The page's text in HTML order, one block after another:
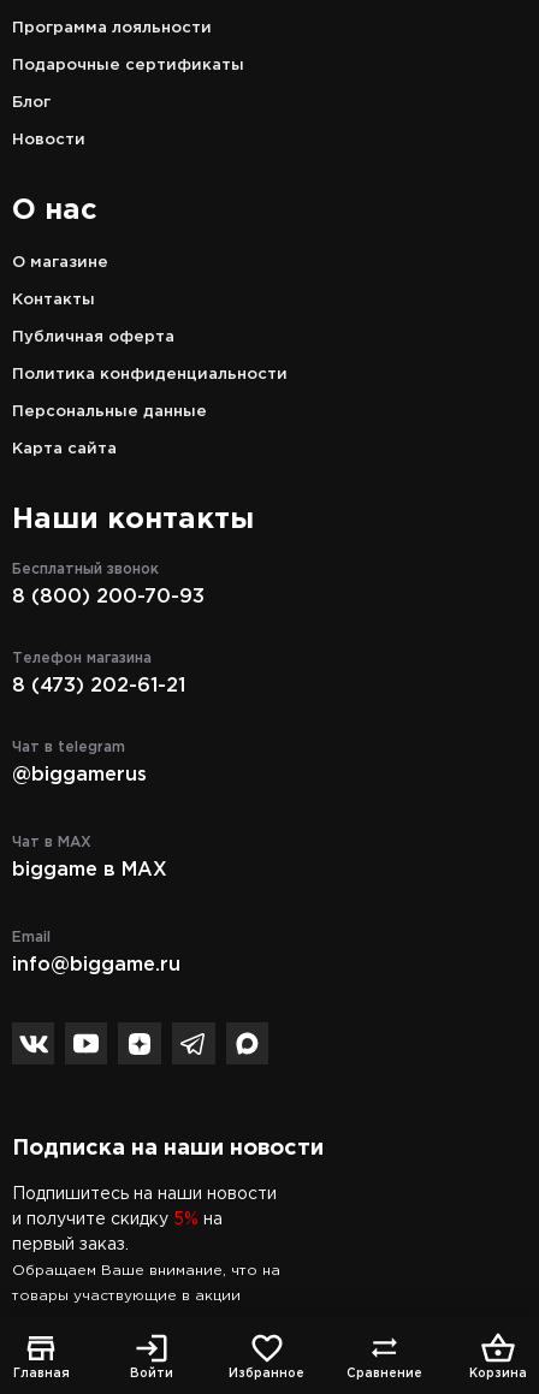
Главная Войти Избранное Сравнение Корзина
Программа лояльности
Подарочные сертификаты
Блог
Новости
О нас
О магазине
Контакты
Публичная оферта
Политика конфиденциальности
Персональные данные
Карта сайта
Наши контакты
Бесплатный звонок
8 (800) 200-70-93
Телефон магазина
8 (473) 202-61-21
Чат в telegram
@biggamerus
Чат в MAX
biggame в MAX
Email
info@biggame.ru
Подписка на наши новости
Подпишитесь на наши новости
и получите скидку 5% на
первый заказ.
Обращаем Ваше внимание, что на
товары участвующие в акции